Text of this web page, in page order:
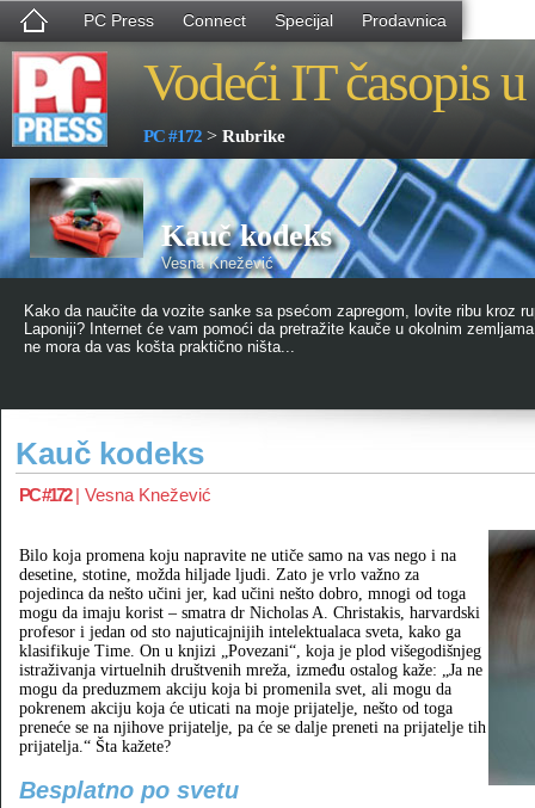
PC Press Connect Specijal Prodavnica
Vodeći IT časopis
PC #172 > Rubrike
Kauč kodeks
Vesna Knežević
Kako da naučite da vozite sanke sa psećom zapregom, lovite ribu kroz
Laponiji? Internet će vam pomoći da pretražite kauče u okolnim
ne mora da vas košta praktično ništa...
Kauč kodeks
PC #172| Vesna Knežević
Bilo koja promena koju napravite ne utiče samo na vas nego i na
desetine, stotine, možda hiljade ljudi. Zato je vrlo važno za
pojedinca da nešto učini jer, kad učini nešto dobro, mnogi od toga
mogu da imaju korist – smatra dr Nicholas A. Christakis, harvardski
profesor i jedan od sto najuticajnijih intelektualaca sveta, kako ga
klasifikuje Time. On u knjizi „Povezani“, koja je plod višegodišnjeg
istraživanja virtuelnih društvenih mreža, između ostalog kaže: „Ja ne
mogu da preduzmem akciju koja bi promenila svet, ali mogu da
pokrenem akciju koja će uticati na moje prijatelje, nešto od toga
preneće se na njihove prijatelje, pa će se dalje preneti na prijatelje tih
prijatelja.“ Šta kažete?
Besplatno po svetu